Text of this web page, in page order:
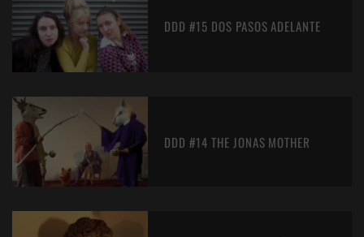
DDD #15 DOS PASOS ADELANTE
DDD #14 THE JONAS MOTHER